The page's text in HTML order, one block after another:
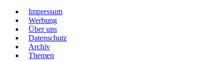
Impressum
Werbung
Über uns
Datenschutz
Archiv
Themen